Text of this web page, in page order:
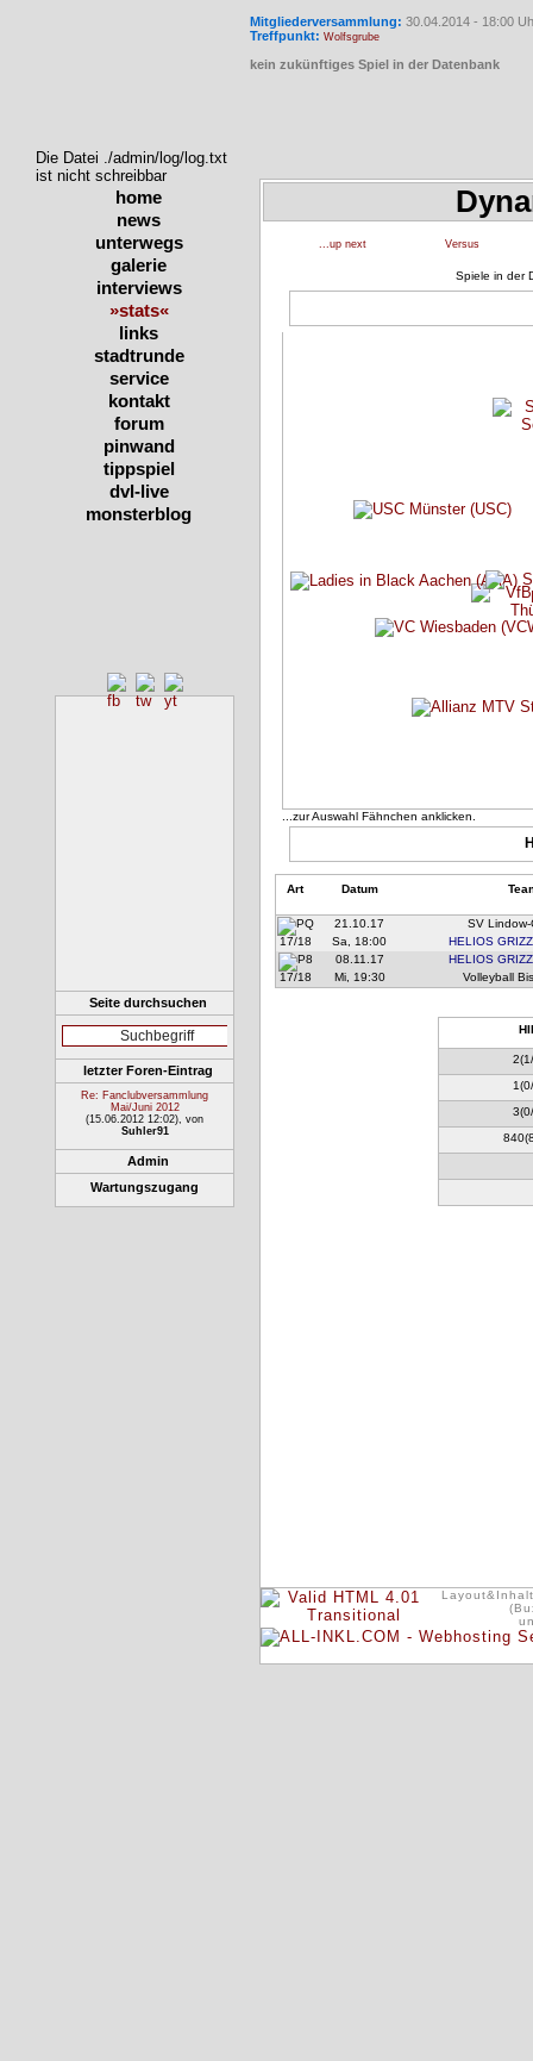
Die Datei ./admin/log/log.txt
ist nicht schreibbar
home
news
unterwegs
galerie
interviews
»stats«
links
stadtrunde
service
kontakt
forum
pinwand
tippspiel
dvl-live
monsterblog
Seite durchsuchen
letzter Foren-Eintrag
Re: Fanclubversammlung
Mai/Juni 2012
(15.06.2012 12:02), von
Suhler91
Admin
Wartungszugang
Mitgliederversammlung: 30.04.2014 - 18:00
Treffpunkt: Wolfsgrube
kein zukünftiges Spiel in der Datenbank
...up next Versus
Spiele in der
...zur Auswahl Fähnchen anklicken.
Art Datum
17/18
21.10.17
Sa, 18:00
SV
HELIOS
17/18
08.11.17
Mi, 19:30
HELIOS
Volleyball